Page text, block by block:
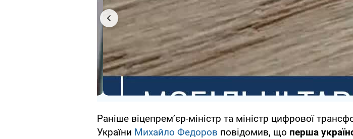
Раніше віцепрем’єр-міністр та міністр цифрової
України Михайло Федоров повідомив, що перша